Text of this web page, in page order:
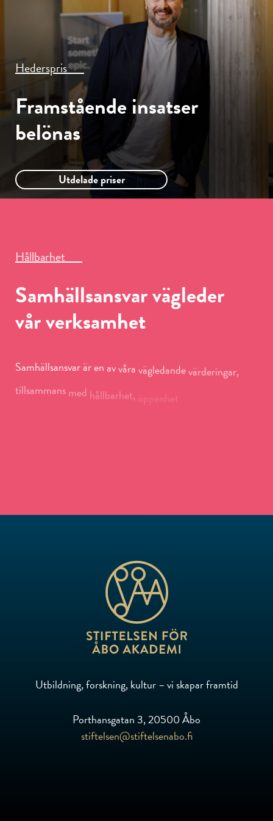
Hederspris
Framståendeinsatser
belönas
Utdelade priser
Hållbarhet
Samhällsansvarvägleder
vårverksamhet
Samhällsansvarärenavvåravägledandevärderingar,
tillsammans
med hållbarhet,
Utbildning, forskning, kultur – vi skapar framtid
Porthansgatan 3, 20500 Åbo
stiftelsen@stiftelsenabo.fi